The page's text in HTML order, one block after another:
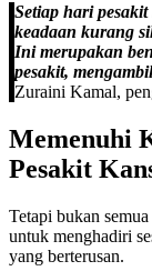
Setiap hari
keadaan kurang
Ini merupakan
pesakit,
Zuraini Kamal,
Memenuhi
Pesakit
Tetapi bukan
untuk menghadiri
yang berterusan.